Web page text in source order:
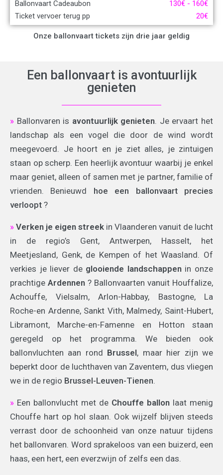
Ballonvaart Cadeaubon 130€ - 160€
Ticket vervoer terug pp
20€
Onze ballonvaart tickets zijn drie jaar geldig
Een ballonvaart is avontuurlijk
genieten
» Ballonvaren is avontuurlijk genieten. Je ervaart het
landschap als een vogel die door de wind wordt
meegevoerd. Je hoort en je ziet alles, je zintuigen
staan op scherp. Een heerlijk avontuur waarbij je enkel
maar geniet, alleen of samen met je partner, familie of
vrienden. Benieuwd hoe een ballonvaart precies
verloopt ?
» Verken je eigen streek in Vlaanderen vanuit de lucht
in de regio’s Gent, Antwerpen, Hasselt, het
Meetjesland, Genk, de Kempen of het Waasland. Of
verkies je liever de glooiende landschappenin onze
prachtige Ardennen ? Ballonvaarten vanuit Houffalize,
Achouffe, Vielsalm, Arlon-Habbay, Bastogne, La
Roche-en Ardenne, Sankt Vith, Malmedy, Saint-Hubert,
Libramont, Marche-en-Famenne en Hotton staan
geregeld op het programma. We bieden ook
ballonvluchten aan rond Brussel, maar hier zijn we
beperkt door de luchthaven van Zaventem, dus vliegen
we in de regio Brussel-Leuven-Tienen.
» Een ballonvlucht met de Chouffe ballon laat menig
Chouffe hart op hol slaan. Ook wijzelf blijven steeds
verrast door de schoonheid van onze natuur tijdens
het ballonvaren. Word sprakeloos van een buizerd, een
haas, een hert, een everzwijn of zelfs een das.